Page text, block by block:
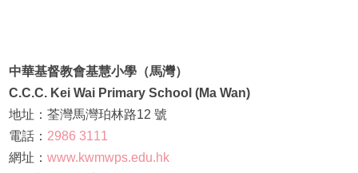
中華基督教會基慧小學（馬灣）
C.C.C. Kei Wai Primary School (Ma Wan)
地址：荃灣馬灣珀林路12 號
電話： 2986 3111
網址： www.kwmwps.edu.hk